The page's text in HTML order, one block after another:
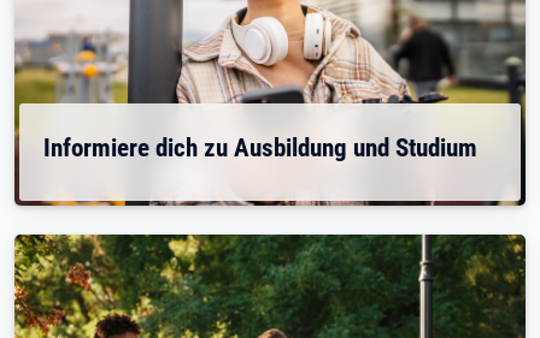
Informiere dich zu Ausbildung und Studium